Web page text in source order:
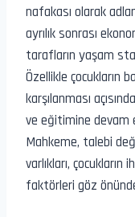
nafakası olarak
ayrılık sonrası
tarafların yaşam
Özellikle çocukların
karşılanması
ve eğitimine devam
Mahkeme, talebi
varlıkları, çocukların
faktörleri göz